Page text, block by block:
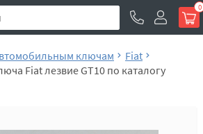
0
ключам
Fiat
Fiat лезвие GT10 по каталогу